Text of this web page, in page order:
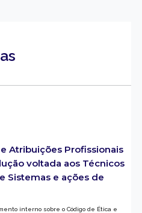
Atribuições Profissionais
voltada aos Técnicos
Sistemas e ações de
interno sobre o Código de Ética e